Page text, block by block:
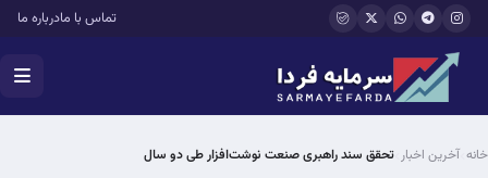
رفتن به محتوای اصلی تماس با مادرباره ما
خانه آخرین اخبار تحقق سند راهبری صنعت نوشت‌افزار طی دو سال